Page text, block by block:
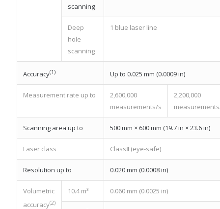
scanning
Deep
hole
scanning
1 blue laser line
Accuracy(1) Up to 0.025 mm (0.0009 in)
Measurement rate up to
2,600,000
measurements/s
2,200,000
Scanning area up to 500 mm × 600 mm (19.7 in × 23.6 in)
Laser class ClassⅡ (eye-safe)
Resolution up to 0.020 mm (0.0008 in)
Volumetric
accuracy(2)
10.4 m³ 0.060 mm (0.0025 in)